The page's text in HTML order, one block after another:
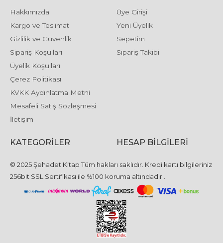
Hakkımızda
Kargo ve Teslimat
Gizlilik ve Güvenlik
Sipariş Koşulları
Üyelik Koşulları
Çerez Politikası
KVKK Aydınlatma Metni
Mesafeli Satış Sözleşmesi
İletişim
Üye Girişi
Yeni Üyelik
Sepetim
Sipariş Takibi
KATEGORILER HESAP BILGILERI
© 2025 Şehadet Kitap Tüm hakları saklıdır. Kredi kartı bilgileriniz
256bit SSL Sertifikası ile %100 koruma altındadır..